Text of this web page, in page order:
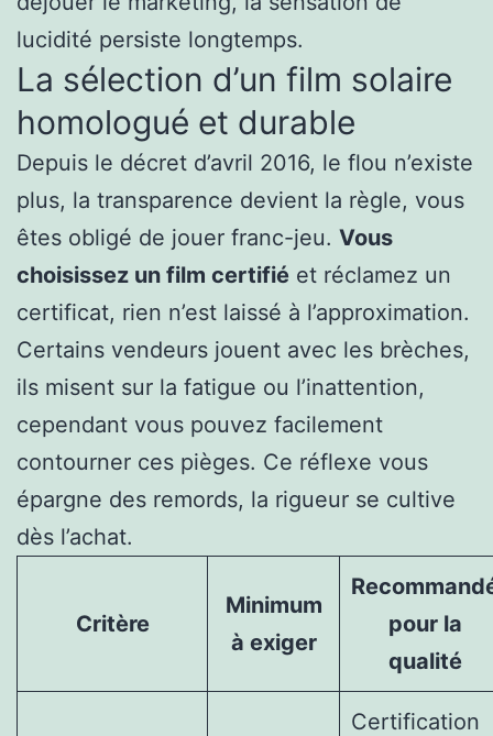
lucidité persiste longtemps.
La sélection d’un film solaire
homologué et durable
Depuis le décret d’avril 2016, le flou n’existe
plus, la transparence devient la règle, vous
êtes obligé de jouer franc-jeu. Vous
choisissez un film certifié et réclamez un
certificat, rien n’est laissé à l’approximation.
Certains vendeurs jouent avec les brèches,
ils misent sur la fatigue ou l’inattention,
cependant vous pouvez facilement
contourner ces pièges. Ce réflexe vous
épargne des remords, la rigueur se cultive
dès l’achat.
Critère
Minimum
à exiger
pour la
qualité
Certification